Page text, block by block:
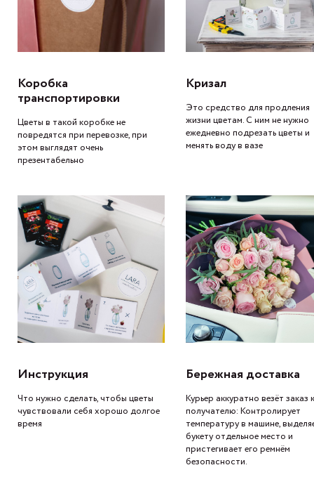
Коробка
транспортировки
Цветы в такой коробке не
повредятся при перевозке, при
этом выглядят очень
презентабельно
Кризал
Это средство для продления
жизни цветам. С ним не нужно
ежедневно подрезать цветы и
менять воду в вазе
Инструкция
Что нужно сделать, чтобы цветы
чувствовали себя хорошо долгое
время
Бережная доставка
Курьер аккуратно везёт заказ к
получателю: Контролирует
температуру в машине,
букету отдельное место и
пристегивает его ремнём
безопасности.